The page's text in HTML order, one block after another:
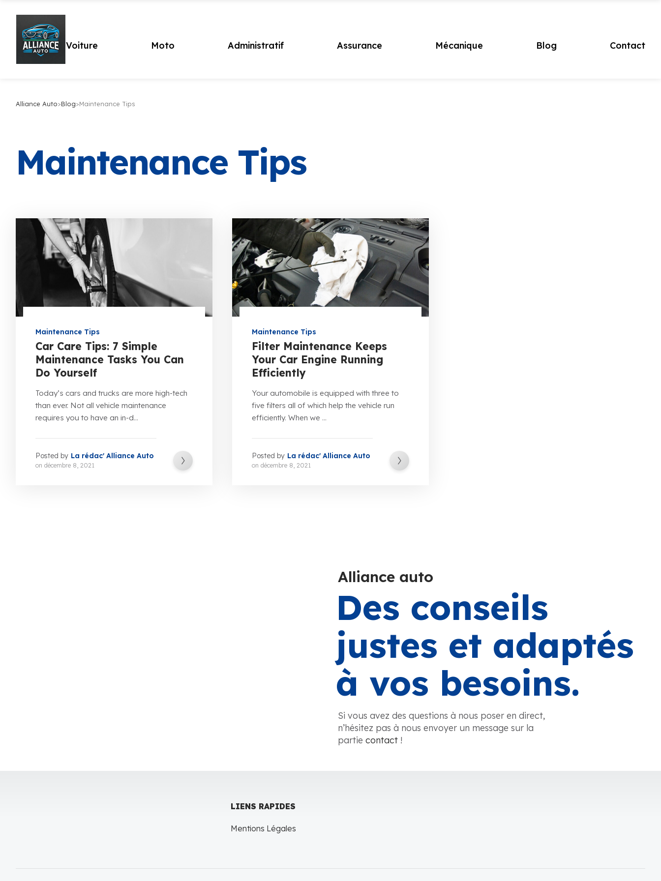
Voiture Moto Administratif Assurance Mécanique Blog Contact
Alliance Auto>Blog>Maintenance Tips
Maintenance Tips
Maintenance Tips
Car Care Tips: 7 Simple
Maintenance Tasks You Can
Do Yourself
Today’s cars and trucks are more high-tech
than ever. Not all vehicle maintenance
requires you to have an in-d...
Posted by La rédac' Alliance Auto
on décembre 8, 2021
Maintenance Tips
Filter Maintenance Keeps
Your Car Engine Running
Efficiently
Your automobile is equipped with three to
five filters all of which help the vehicle run
efficiently. When we ...
Posted by La rédac' Alliance Auto
on décembre 8, 2021
Alliance auto
Des conseils
justes et adaptés
à vos besoins.
Si vous avez des questions à nous poser en direct,
n’hésitez pas à nous envoyer un message sur la
partie contact !
LIENS RAPIDES
Mentions Légales